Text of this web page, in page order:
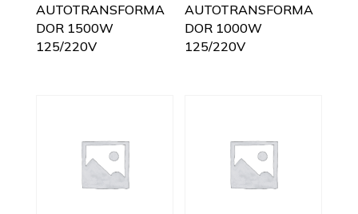
AUTOTRANSFORMA
DOR 1500W
125/220V
AUTOTRANSFORMA
DOR 1000W
125/220V